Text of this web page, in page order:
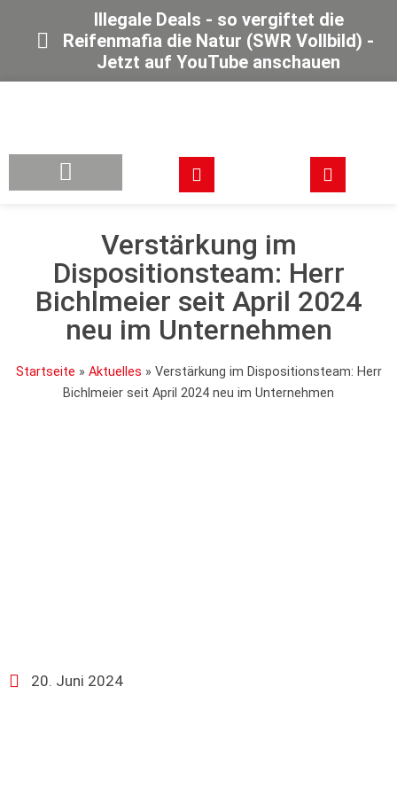
Illegale Deals - so vergiftet die
Reifenmafia die Natur (SWR Vollbild) -
Jetzt auf YouTube anschauen
Verstärkung im
Dispositionsteam: Herr
Bichlmeier seit April 2024
neu im Unternehmen
Startseite » Aktuelles » Verstärkung im Dispositionsteam: Herr
Bichlmeier seit April 2024 neu im Unternehmen
20. Juni 2024